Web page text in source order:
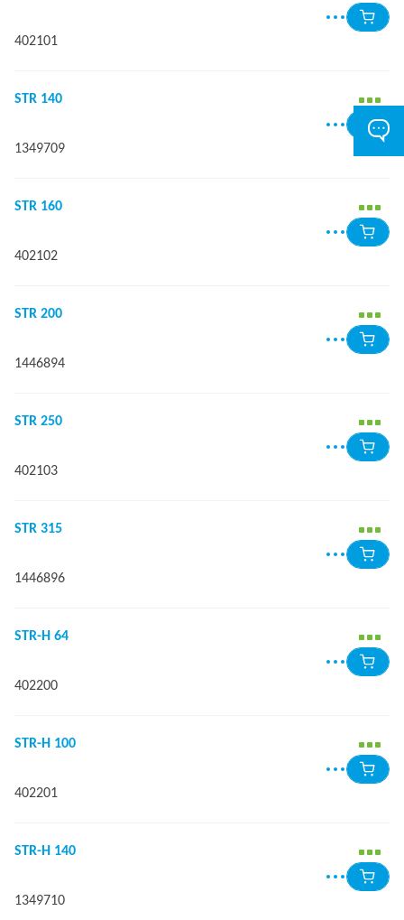
402101
STR 140
1349709
STR 160
402102
STR 200
1446894
STR 250
402103
STR 315
1446896
STR-H 64
402200
STR-H 100
402201
STR-H 140
1349710